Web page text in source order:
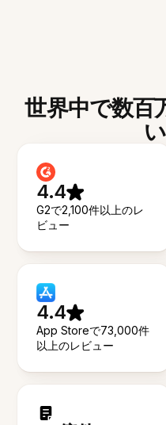
世界中で数百
4.4
G2で2,100件以上のレ
ビュー
4.4
App Storeで73,000件
以上のレビュー